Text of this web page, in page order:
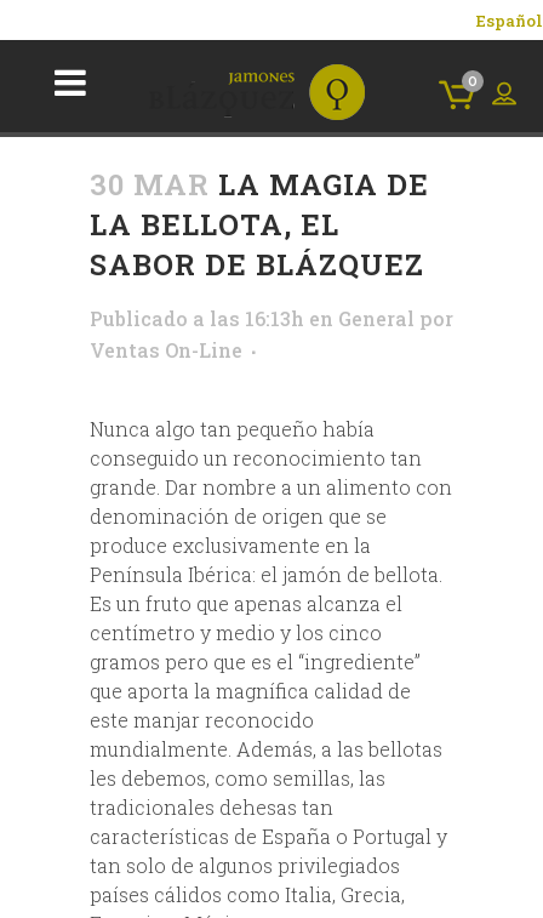
Español
0
30 MAR LA MAGIA DE
LA BELLOTA, EL
SABOR DE BLÁZQUEZ
Publicado a las 16:13h en General por
Ventas On-Line
Nunca algo tan pequeño había
conseguido un reconocimiento tan
grande. Dar nombre a un alimento con
denominación de origen que se
produce exclusivamente en la
Península Ibérica: el jamón de bellota.
Es un fruto que apenas alcanza el
centímetro y medio y los cinco
gramos pero que es el “ingrediente”
que aporta la magnífica calidad de
este manjar reconocido
mundialmente. Además, a las bellotas
les debemos, como semillas, las
tradicionales dehesas tan
características de España o Portugal y
tan solo de algunos privilegiados
países cálidos como Italia, Grecia,